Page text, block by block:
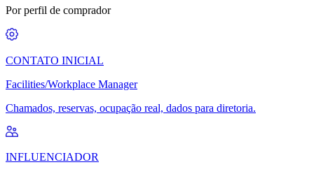
Por perfil de comprador
CONTATO INICIAL
Facilities/Workplace Manager
Chamados, reservas, ocupação real, dados para diretoria.
INFLUENCIADOR